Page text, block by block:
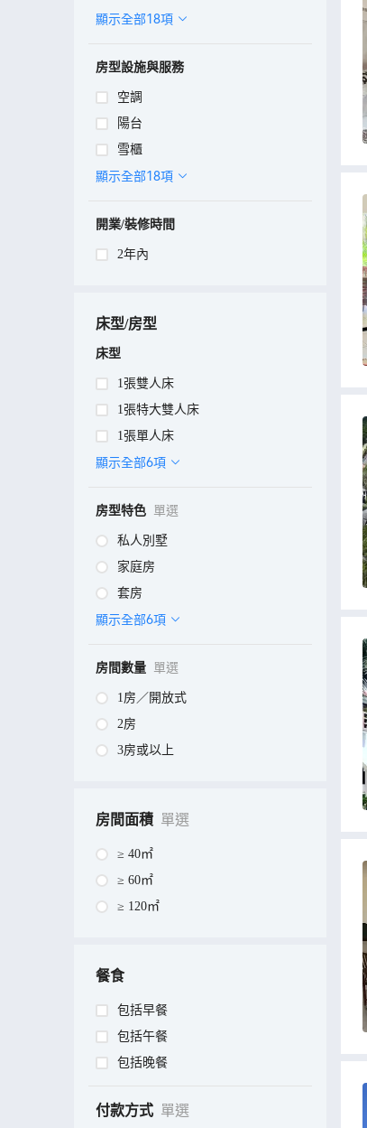
顯示全部18項
房型設施與服務
空調
陽台
雪櫃
顯示全部18項
開業/裝修時間
2年內
床型/房型
床型
1張雙人床
1張特大雙人床
1張單人床
顯示全部6項
房型特色 單選
私人別墅
家庭房
套房
顯示全部6項
房間數量 單選
1房／開放式
2房
3房或以上
房間面積 單選
≥ 40㎡
≥ 60㎡
≥ 120㎡
餐食
包括早餐
包括午餐
包括晚餐
付款方式 單選